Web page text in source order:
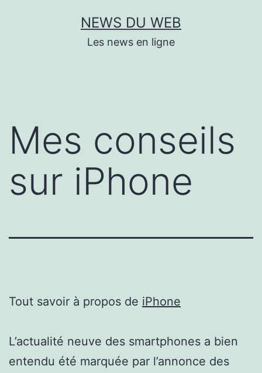
NEWS DU WEB
Les news en ligne
Mes conseils
sur iPhone
Tout savoir à propos de iPhone
L’actualité neuve des smartphones a bien
entendu été marquée par l’annonce des